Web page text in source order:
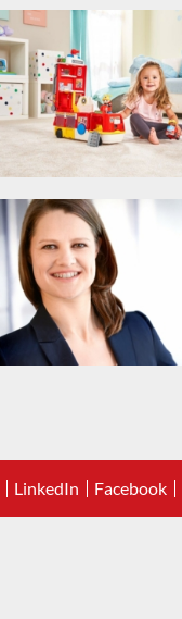
LinkedIn Facebook